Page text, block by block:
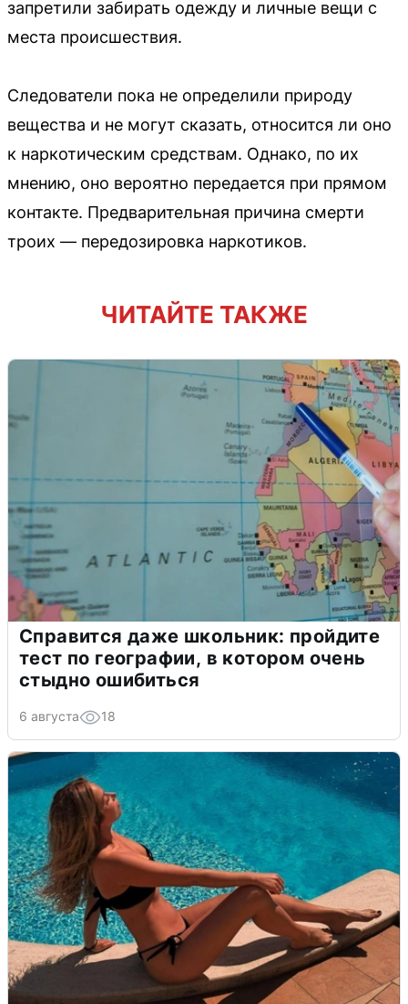
запретили забирать одежду и личные вещи с
места происшествия.
Следователи пока не определили природу
вещества и не могут сказать, относится ли оно
к наркотическим средствам. Однако, по их
мнению, оно вероятно передается при прямом
контакте. Предварительная причина смерти
троих — передозировка наркотиков.
ЧИТАЙТЕ ТАКЖЕ
Справится даже школьник: пройдите
тест по географии, в котором очень
стыдно ошибиться
6 августа 18